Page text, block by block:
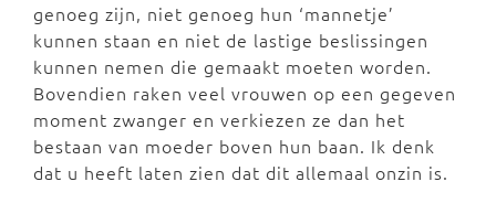
genoeg zijn, niet genoeg hun ‘mannetje’
kunnen staan en niet de lastige beslissingen
kunnen nemen die gemaakt moeten worden.
Bovendien raken veel vrouwen op een gegeven
moment zwanger en verkiezen ze dan het
bestaan van moeder boven hun baan. Ik denk
dat u heeft laten zien dat dit allemaal onzin is.